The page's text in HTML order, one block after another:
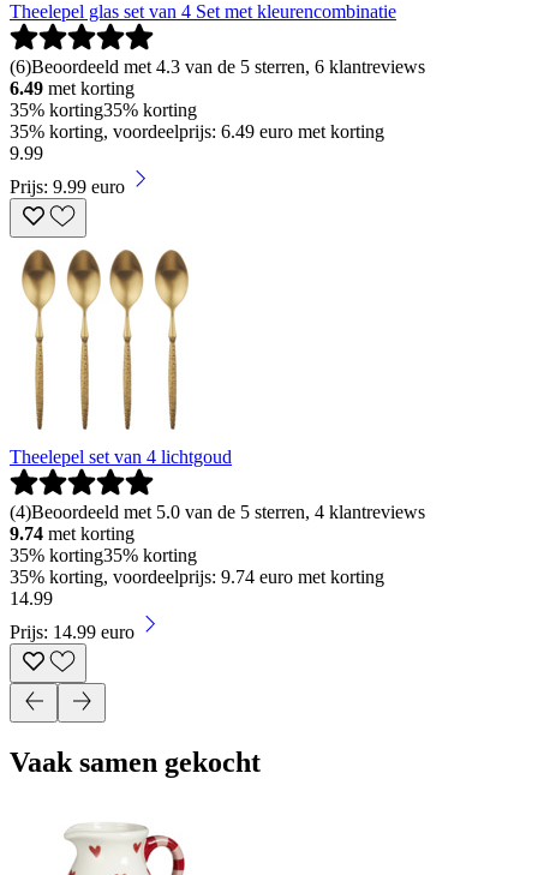
Theelepel glas set van 4 Set met kleurencombinatie
(6)Beoordeeld met 4.3 van de 5 sterren, 6 klantreviews
6.49 met korting
35% korting35% korting
35% korting, voordeelprijs: 6.49 euro met korting
9.99
Prijs: 9.99 euro
Theelepel set van 4 lichtgoud
(4)Beoordeeld met 5.0 van de 5 sterren, 4 klantreviews
9.74 met korting
35% korting35% korting
35% korting, voordeelprijs: 9.74 euro met korting
14.99
Prijs: 14.99 euro
Vaak samen gekocht